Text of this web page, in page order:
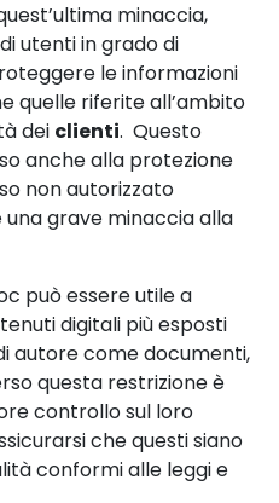
minaccia,
utenti in grado di
le informazioni
quelle riferite all’ambito
dei clienti. Questo
anche alla protezione
non autorizzato
grave minaccia alla
può essere utile a
digitali più esposti
autore come documenti,
questa restrizione è
controllo sul loro
che questi siano
conformi alle leggi e